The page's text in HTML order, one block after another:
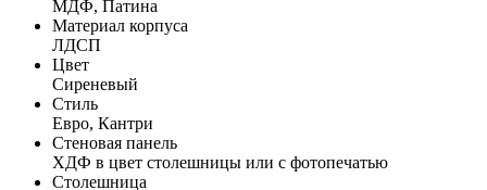
МДФ, Патина
Материал корпуса
ЛДСП
Цвет
Сиреневый
Стиль
Евро, Кантри
Стеновая панель
ХДФ в цвет столешницы или с фотопечатью
Столешница